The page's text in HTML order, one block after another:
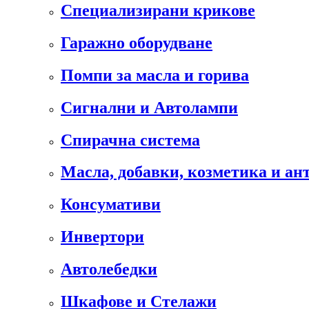
Специализирани крикове
Гаражно оборудване
Помпи за масла и горива
Сигнални и Автолампи
Спирачна система
Масла, добавки, козметика и
Консумативи
Инвертори
Автолебедки
Шкафове и Стелажи